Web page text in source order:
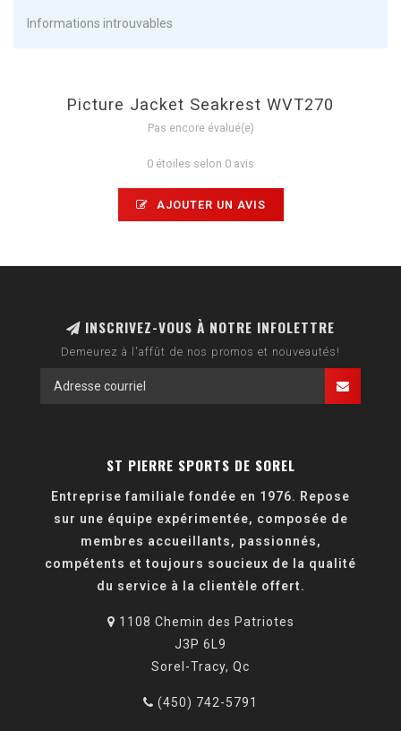
Informations introuvables
Picture Jacket Seakrest WVT270
Pas encore évalué(e)
0 étoiles selon 0 avis
AJOUTER UN AVIS
INSCRIVEZ-VOUS À NOTRE INFOLETTRE
Demeurez à l'affût de nos promos et nouveautés!
ST PIERRE SPORTS DE SOREL
Entreprise familiale fondée en 1976. Repose
sur une équipe expérimentée, composée de
membres accueillants, passionnés,
compétents et toujours soucieux de la qualité
du service à la clientèle offert.
1108 Chemin des Patriotes
J3P 6L9
Sorel-Tracy, Qc
(450) 742-5791